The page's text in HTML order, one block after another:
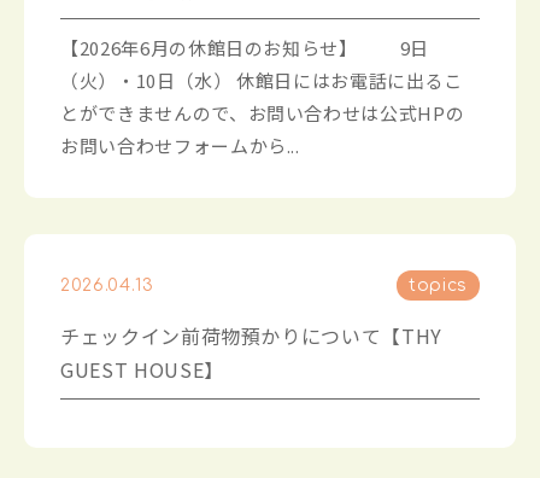
【2026年6月の休館日のお知らせ】 9日
（火）・10日（水） 休館日にはお電話に出るこ
とができませんので、お問い合わせは公式HPの
お問い合わせフォームから...
2026.04.13 topics
チェックイン前荷物預かりについて【THY
GUEST HOUSE】